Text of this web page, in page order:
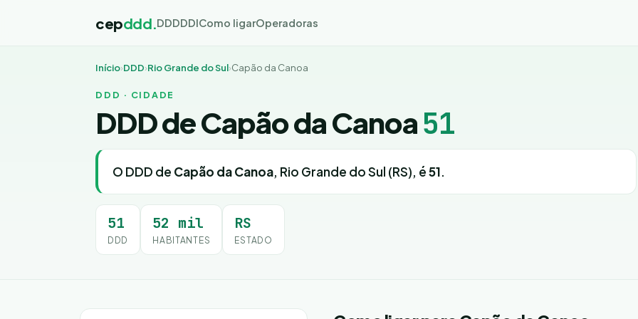
cepddd.DDDDDIComo ligarOperadoras
Início›DDD›Rio Grande do Sul›Capão da Canoa
DDD · CIDADE
DDD de Capão da Canoa51
O DDD de Capão da Canoa, Rio Grande do Sul (RS), é51.
51
DDD
52 mil
HABITANTES
RS
ESTADO